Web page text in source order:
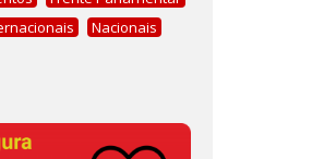
Nacionais